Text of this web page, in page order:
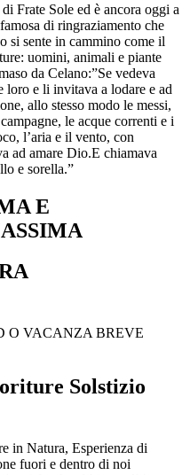
Frate Sole ed è ancora oggi a
di ringraziamento che
si sente in cammino come il
uomini, animali e piante
da Celano:”Se vedeva
loro e li invitava a lodare e ad
allo stesso modo le messi,
le acque correnti e i
l’aria e il vento, con
ad amare Dio.E chiamava
e sorella.”
E
O VACANZA BREVE
Solstizio
in Natura, Esperienza di
fuori e dentro di noi